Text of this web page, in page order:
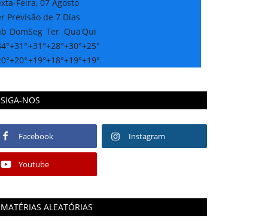
Feira, 07 Agosto
Previsão de 7 Dias
DomSeg Ter Qua Qui
+31°+31°+28°+30°+25°
+20°+19°+18°+19°+19°
SIGA-NOS
Facebook Instagram
Youtube
MATÉRIAS ALEATÓRIAS